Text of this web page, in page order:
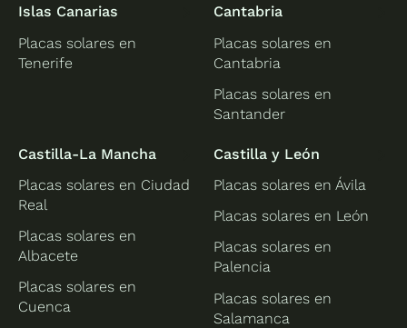
Islas Canarias
Placas solares en
Tenerife
Cantabria
Placas solares en
Cantabria
Placas solares en
Santander
Castilla-La Mancha
Placas solares en Ciudad
Real
Placas solares en
Albacete
Placas solares en
Cuenca
Castilla y León
Placas solares en Ávila
Placas solares en León
Placas solares en
Palencia
Placas solares en
Salamanca